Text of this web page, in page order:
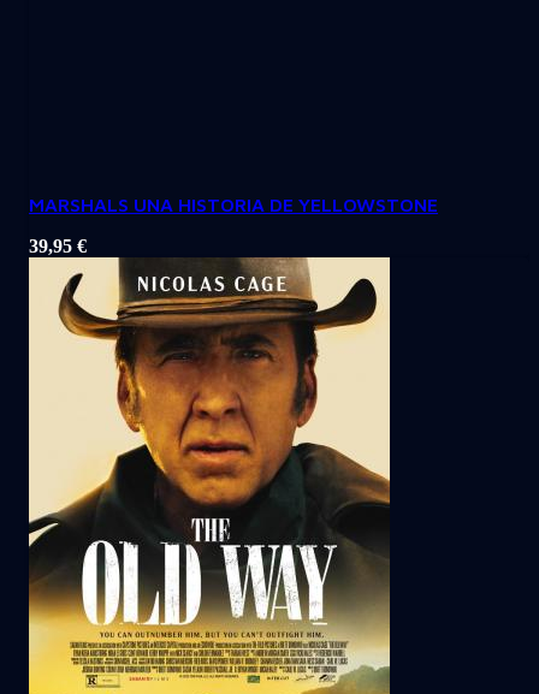
MARSHALS UNA HISTORIA DE YELLOWSTONE
39,95 €